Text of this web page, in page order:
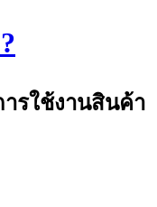
รใช้งานสินค้า